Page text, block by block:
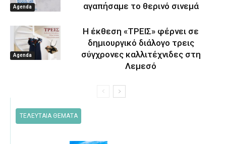
Agenda
αγαπήσαμε το θερινό σινεμά
Agenda
Η έκθεση «ΤΡΕΙΣ» φέρνει σε
δημιουργικό διάλογο τρεις
σύγχρονες καλλιτέχνιδες στη
Λεμεσό
ΤΕΛΕΥΤΑΙΑ ΘΕΜΑΤΑ